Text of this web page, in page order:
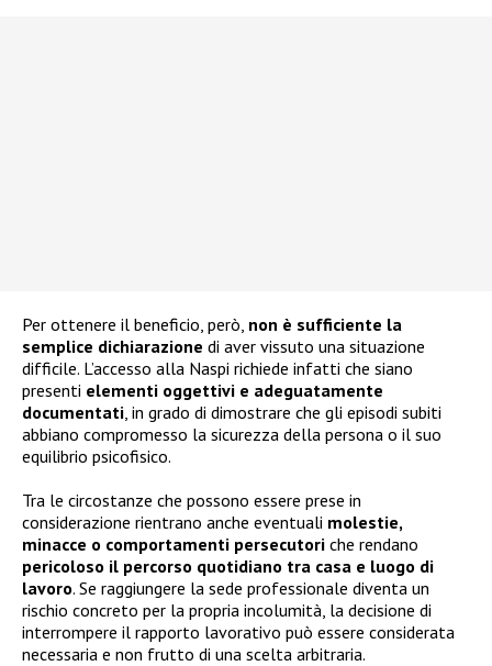
Per ottenere il beneficio, però, non è sufficiente la
semplice dichiarazione di aver vissuto una situazione
difficile. L’accesso alla Naspi richiede infatti che siano
presenti elementi oggettivi e adeguatamente
documentati , in grado di dimostrare che gli episodi subiti
abbiano compromesso la sicurezza della persona o il suo
equilibrio psicofisico.
Tra le circostanze che possono essere prese in
considerazione rientrano anche eventuali molestie,
minacce o comportamenti persecutori che rendano
pericoloso il percorso quotidiano tra casa e luogo di
lavoro. Se raggiungere la sede professionale diventa un
rischio concreto per la propria incolumità, la decisione di
interrompere il rapporto lavorativo può essere considerata
necessaria e non frutto di una scelta arbitraria.